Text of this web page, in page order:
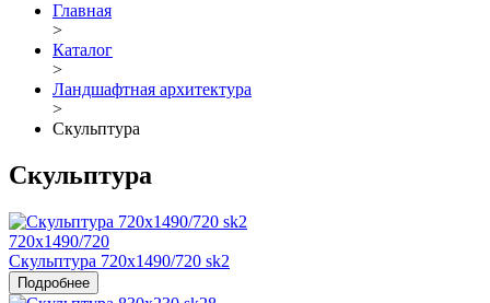
Главная
>
Каталог
>
Ландшафтная архитектура
>
Скульптура
Скульптура
720x1490/720
Скульптура 720x1490/720 sk2
Подробнее